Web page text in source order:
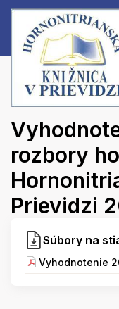
Hlavná stránka
Vyhodnotenie činnosti a
knižnice v Prievidzi 2023
rozbory
Prievidzi
Súbory na
Vyhodnotenie